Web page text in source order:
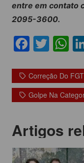
entre em contato
2095-3600.
F
c
e
b
o
o
k
T
itt
er
W
at
s
A
p
Correção Do
Golpe Na
de
Artigos